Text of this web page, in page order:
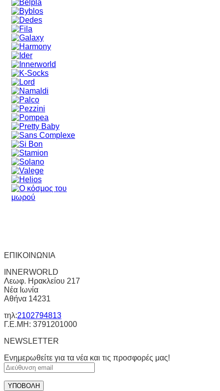
ΕΠΙΚΟΙΝΩΝΙΑ
INNERWORLD
Λεωφ. Ηρακλείου 217
Νέα Ιωνία
Αθήνα 14231
τηλ:2102794813
Γ.Ε.ΜΗ: 3791201000
NEWSLETTER
Ενημερωθείτε για τα νέα και τις προσφορές μας!